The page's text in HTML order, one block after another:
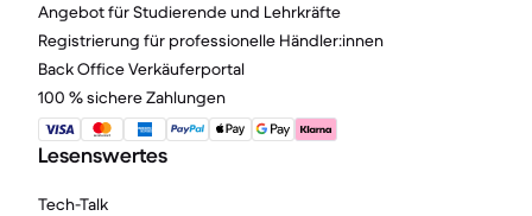
Angebot für Studierende und Lehrkräfte
Registrierung für professionelle Händler:innen
Back Office Verkäuferportal
100 % sichere Zahlungen
Lesenswertes
Tech-Talk